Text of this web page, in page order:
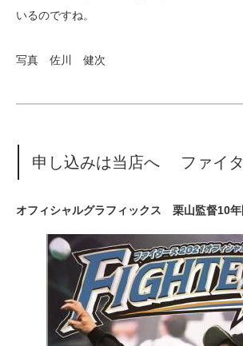
いるのですね。
写真 佐川 健次
申し込みは当店へ ファイ
オフィシャルグラフィックス 栗山監督10年